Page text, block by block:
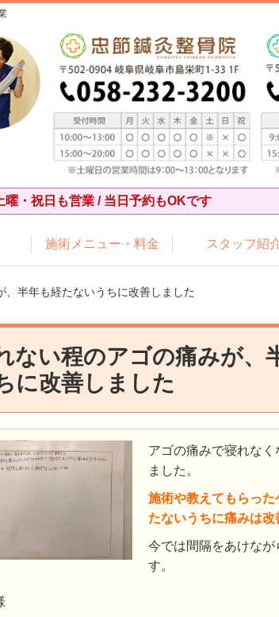
曜・祝日も営業 / 当日予約もOKです
施術メニュー・料金 スタッフ紹
半年も経たないうちに改善しました
ない程のアゴの痛みが、
に改善しました
アゴの痛みで寝れな
ました。
施術や教えてもらっ
たないうちに痛みは改
今では間隔をあけなが
す。